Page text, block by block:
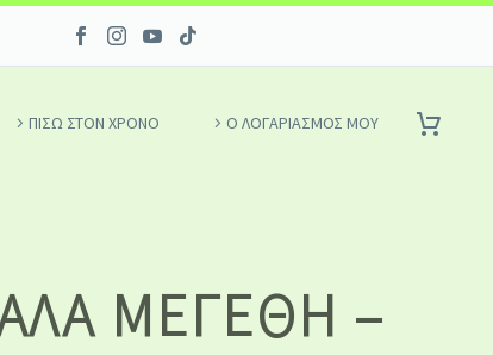
ΠΙΣΩ ΣΤΟΝ ΧΡΟΝΟ Ο ΛΟΓΑΡΙΑΣΜΌΣ ΜΟΥ
ΜΕΓΈΘΗ –